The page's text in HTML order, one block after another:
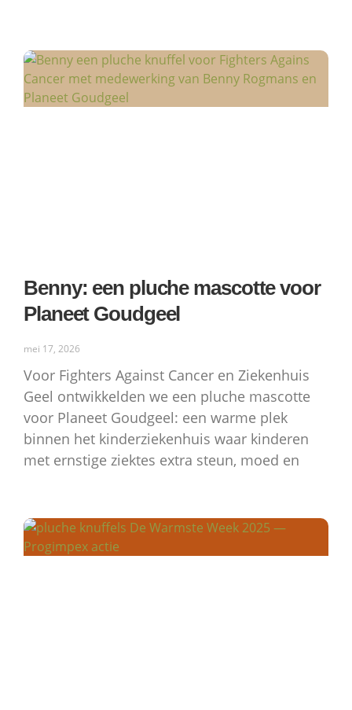
Benny: een pluche mascotte voor
Planeet Goudgeel
mei 17, 2026
Voor Fighters Against Cancer en Ziekenhuis
Geel ontwikkelden we een pluche mascotte
voor Planeet Goudgeel: een warme plek
binnen het kinderziekenhuis waar kinderen
met ernstige ziektes extra steun, moed en